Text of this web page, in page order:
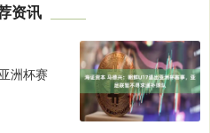
资讯
洲杯赛